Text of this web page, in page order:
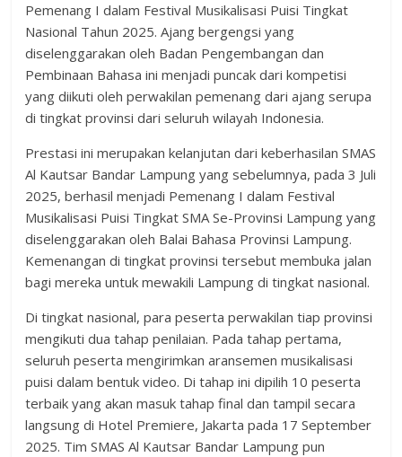
Pemenang I dalam Festival Musikalisasi Puisi Tingkat
Nasional Tahun 2025. Ajang bergengsi yang
diselenggarakan oleh Badan Pengembangan dan
Pembinaan Bahasa ini menjadi puncak dari kompetisi
yang diikuti oleh perwakilan pemenang dari ajang serupa
di tingkat provinsi dari seluruh wilayah Indonesia.
Prestasi ini merupakan kelanjutan dari keberhasilan SMAS
Al Kautsar Bandar Lampung yang sebelumnya, pada 3 Juli
2025, berhasil menjadi Pemenang I dalam Festival
Musikalisasi Puisi Tingkat SMA Se-Provinsi Lampung yang
diselenggarakan oleh Balai Bahasa Provinsi Lampung.
Kemenangan di tingkat provinsi tersebut membuka jalan
bagi mereka untuk mewakili Lampung di tingkat nasional.
Di tingkat nasional, para peserta perwakilan tiap provinsi
mengikuti dua tahap penilaian. Pada tahap pertama,
seluruh peserta mengirimkan aransemen musikalisasi
puisi dalam bentuk video. Di tahap ini dipilih 10 peserta
terbaik yang akan masuk tahap final dan tampil secara
langsung di Hotel Premiere, Jakarta pada 17 September
2025. Tim SMAS Al Kautsar Bandar Lampung pun